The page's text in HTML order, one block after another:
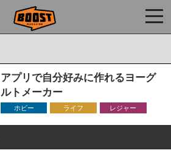
アプリで自分好みに作れるヨーグ
ルトメーカー
ホビー ライフ レジャー